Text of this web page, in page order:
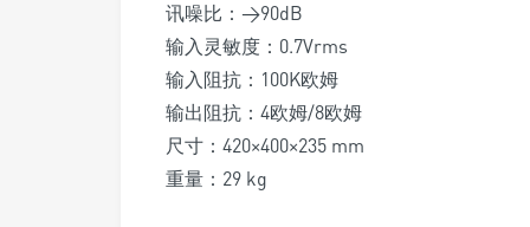
讯噪比：>90dB
输入灵敏度：0.7Vrms
输入阻抗：100K欧姆
输出阻抗：4欧姆/8欧姆
尺寸：420×400×235 mm
重量：29 kg